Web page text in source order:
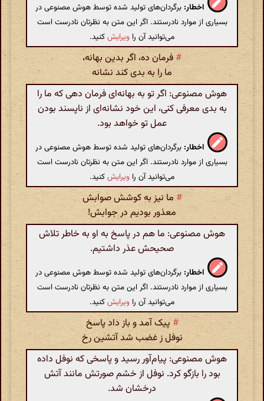
اخطار: برگردان‌های تولید شده توسط هوش مصنوعی در
بسیاری از موارد نادرستند. اگر این متن به نظرتان نادرست است
می‌توانید آن را ویرایشکنید.
# فرمان ده، اگر بدین بهانه،
ما را به بدی کند نشانه
هوش مصنوعی: اگر تو به بهانه‌ای فرمان دهی که ما را
به بدی معرفی کنی، این خود نشانه‌ای از ناپسند بودن
عمل تو خواهد بود.
اخطار: برگردان‌های تولید شده توسط هوش مصنوعی در
بسیاری از موارد نادرستند. اگر این متن به نظرتان نادرست است
می‌توانید آن را ویرایشکنید.
# ما نیز به کوشش صوابش
معذور بودیم در جوابش!
هوش مصنوعی: ما هم در پاسخ به او به خاطر تلاش
صحیحش عذر داشتیم.
اخطار: برگردان‌های تولید شده توسط هوش مصنوعی در
بسیاری از موارد نادرستند. اگر این متن به نظرتان نادرست است
می‌توانید آن را ویرایشکنید.
# پیک آمد و باز داد پاسخ
نوفل ز غضب شد آتشین رخ
هوش مصنوعی: پیام‌آور رسید و پاسخی که نوفل داده
بود را بازگو کرد. نوفل از خشم صورتش مانند آتش
درخشان شد.